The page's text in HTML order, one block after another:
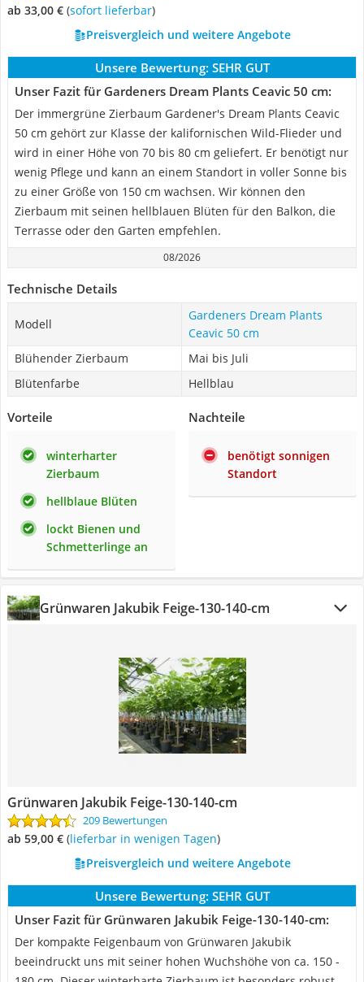
ab 33,00 € ( Sofort lieferbar)
Preisvergleich und weitere Angebote
Unsere Bewertung: SEHR GUT
Unser Fazit für Gardeners Dream Plants Ceavic 50 cm:
Der immergrüne Zierbaum Gardener's Dream ‎Plants Ceavic
50 cm gehört zur Klasse der kalifornischen Wild-Flieder und
wird in einer Höhe von 70 bis 80 cm geliefert. Er benötigt nur
wenig Pflege und kann an einem Standort in voller Sonne bis
zu einer Größe von 150 cm wachsen. Wir können den
Zierbaum mit seinen hellblauen Blüten für den Balkon, die
Terrasse oder den Garten empfehlen.
08/2026
Technische Details
Modell
Gardeners Dream Plants
Ceavic 50 cm
Blühender Zierbaum
Mai bis Juli
Blütenfarbe
Hellblau
Vorteile
winterharter
Zierbaum
hellblaue Blüten
lockt Bienen und
Schmetterlinge an
Nachteile
benötigt sonnigen
Standort
Grünwaren Jakubik Feige-130-140-cm
Grünwaren Jakubik Feige-130-140-cm
209 Bewertungen
ab 59,00 € ( Lieferbar in wenigen Tagen)
Preisvergleich und weitere Angebote
Unsere Bewertung: SEHR GUT
Unser Fazit für Grünwaren Jakubik Feige-130-140-cm:
Der kompakte Feigenbaum von Grünwaren Jakubik
beeindruckt uns mit seiner hohen Wuchshöhe von ca. 150 -